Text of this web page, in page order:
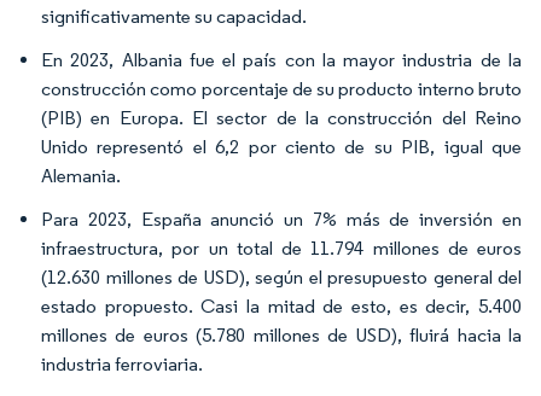
significativamente su capacidad.
En 2023, Albania fue el país con la mayor industria de la
construcción como porcentaje de su producto interno bruto
(PIB) en Europa. El sector de la construcción del Reino
Unido representó el 6,2 por ciento de su PIB, igual que
Alemania.
Para 2023, España anunció un 7% más de inversión en
infraestructura, por un total de 11.794 millones de euros
(12.630 millones de USD), según el presupuesto general del
estado propuesto. Casi la mitad de esto, es decir, 5.400
millones de euros (5.780 millones de USD), fluirá hacia la
industria ferroviaria.